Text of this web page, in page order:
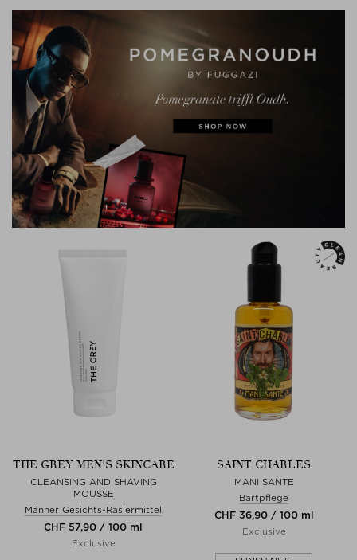
THE GREY MEN'S SKINCARE
CLEANSING AND SHAVING
MOUSSE
Männer Gesichts-Rasiermittel
CHF 57,90 / 100 ml
Exclusive
SAINT CHARLES
MANI SANTE
Bartpflege
CHF 36,90 / 100 ml
Exclusive